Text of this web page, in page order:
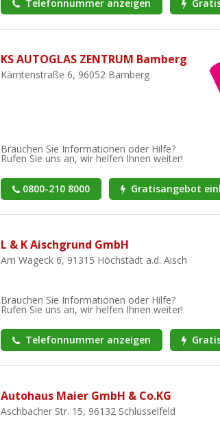
Telefonnummer anzeigen
KS AUTOGLAS ZENTRUM Bamberg
Kärntenstraße 6, 96052 Bamberg
Brauchen Sie Informationen oder Hilfe?
Rufen Sie uns an, wir helfen Ihnen weiter!
0800-210 8000 Gratisangebot
L & K Aischgrund GmbH
Am Wageck 6, 91315 Höchstadt a.d. Aisch
Brauchen Sie Informationen oder Hilfe?
Rufen Sie uns an, wir helfen Ihnen weiter!
Telefonnummer anzeigen
Autohaus Maier GmbH & Co.KG
Aschbacher Str. 15, 96132 Schlüsselfeld